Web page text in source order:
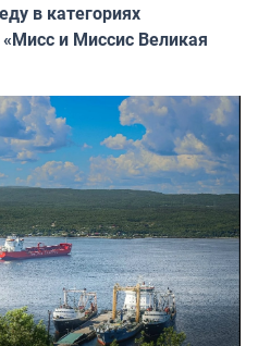
в категориях
«Мисс и Миссис Великая